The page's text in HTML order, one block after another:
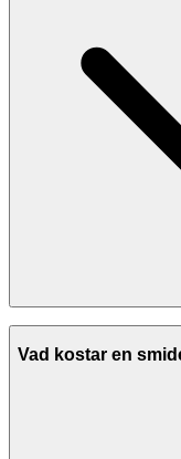
Ja, att använda
Hantverkarna betalar
Vad kostar en